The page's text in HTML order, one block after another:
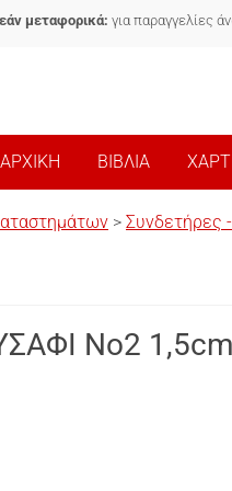
μεταφορικά: για παραγγελίες
ΑΡΧΙΚΗ ΒΙΒΛΙΑ
> Συνδετήρες
No2